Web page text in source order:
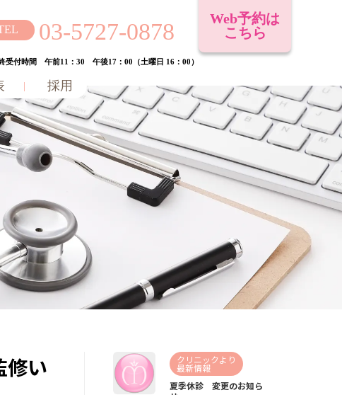
Web予約は
こちら
03-5727-0878
受付時間 午前11：30 午後17：00（土曜日 16：00）
採用
修い
クリニックより
最新情報
夏季休診 変更のお知ら